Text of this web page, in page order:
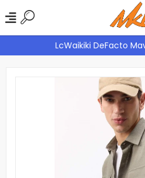
LcWaikiki DeFacto